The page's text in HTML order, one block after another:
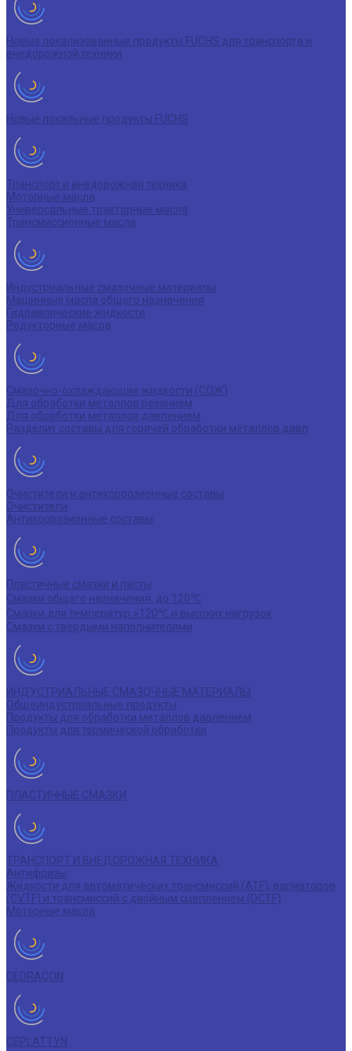
Новые локализованные продукты FUCHS для транспорта и
внедорожной техники
Новые локальные продукты FUCHS
Транспорт и внедорожная техника
Моторные масла
Универсальные тракторные масла
Трансмиссионные масла
Индустриальные смазочные материалы
Машинные масла общего назначения
Гидравлические жидкости
Редукторные масла
Смазочно-охлаждающие жидкости (СОЖ)
Для обработки металлов резанием
Для обработки металлов давлением
Разделит составы для горячей обработки металлов давл
Очистители и антикоррозионные составы
Очистители
Антикоррозионные составы
Пластичные смазки и пасты
Смазки общего назначения, до 120℃
Смазки для температур >120℃ и высоких нагрузок
Смазки с твердыми наполнителями
ИНДУСТРИАЛЬНЫЕ СМАЗОЧНЫЕ МАТЕРИАЛЫ
Общеиндустриальные продукты
Продукты для обработки металлов давлением
Продукты для термической обработки
ПЛАСТИЧНЫЕ СМАЗКИ
ТРАНСПОРТ И ВНЕДОРОЖНАЯ ТЕХНИКА
Антифризы
Жидкости для автоматических трансмиссий (ATF), вариаторов
(CVTF) и трансмиссий с двойным сцеплением (DCTF)
Моторные масла
CEDRACON
CEPLATTYN